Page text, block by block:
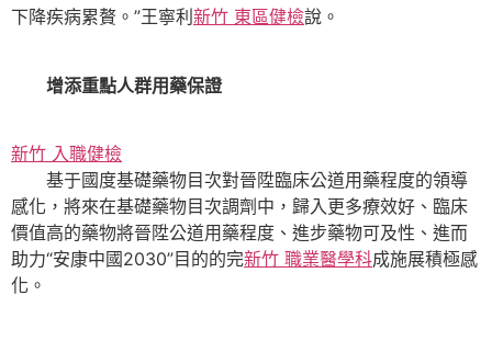
下降疾病累贅。”王寧利 新竹 東區健檢說。
增添重點人群用藥保證
新竹 入職健檢
基于國度基礎藥物目次對晉陞臨床公道用藥程度的領導
感化，將來在基礎藥物目次調劑中，歸入更多療效好、臨床
價值高的藥物將晉陞公道用藥程度、進步藥物可及性、進而
助力“安康中國2030”目的的完新竹 職業醫學科成施展積極感
化。